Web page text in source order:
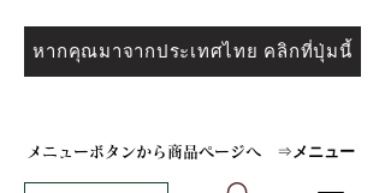
หากคุณมาจากประเทศไทย คลิกที่ปุ่มนี้
メニューボタンから商品ページへ ⇒ メニュー